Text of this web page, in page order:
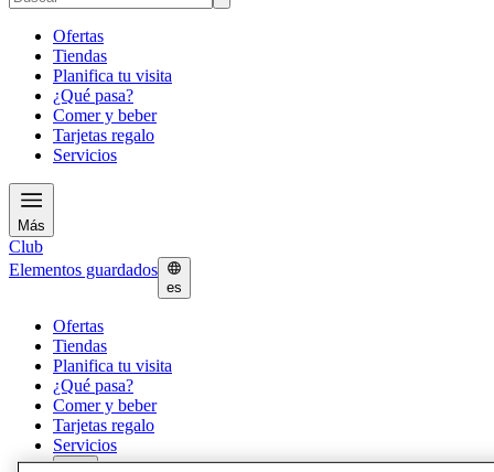
Ofertas
Tiendas
Planifica tu visita
¿Qué pasa?
Comer y beber
Tarjetas regalo
Servicios
Más
Club
Elementos guardados
es
Ofertas
Tiendas
Planifica tu visita
¿Qué pasa?
Comer y beber
Tarjetas regalo
Servicios